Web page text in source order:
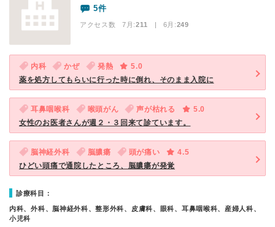
5件
アクセス数 7月:211 | 6月:249
内科 かぜ 発熱
5.0
薬を処方してもらいに行った時に倒れ、そのまま入院に
耳鼻咽喉科 喉頭がん 声が枯れる
5.0
女性のお医者さんが週２・３回来て診ています。
脳神経外科 脳膿瘍 頭が痛い
4.5
ひどい頭痛で通院したところ、脳膿瘍が発覚
診療科目：
内科、外科、脳神経外科、整形外科、皮膚科、眼科、耳鼻咽喉科、産婦人科、
小児科